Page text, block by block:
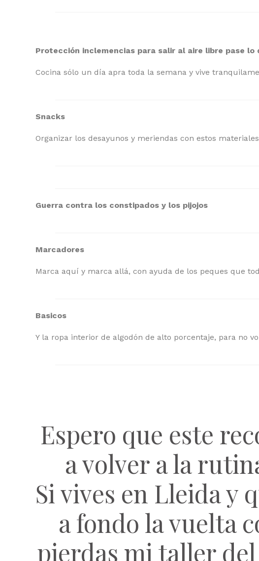
Protección inclemencias para salir al aire libre pase lo
Cocina sólo un día apra toda la semana y vive
Snacks
Organizar los desayunos y meriendas con estos
Guerra contra los constipados y los pijojos
Marcadores
Marca aquí y marca allá, con ayuda de los peques que
Basicos
Y la ropa interior de algodón de alto porcentaje, para no
Espero que este
a volver a la
Si vives en Lleida y
a fondo la vuelta
pierdas mi taller